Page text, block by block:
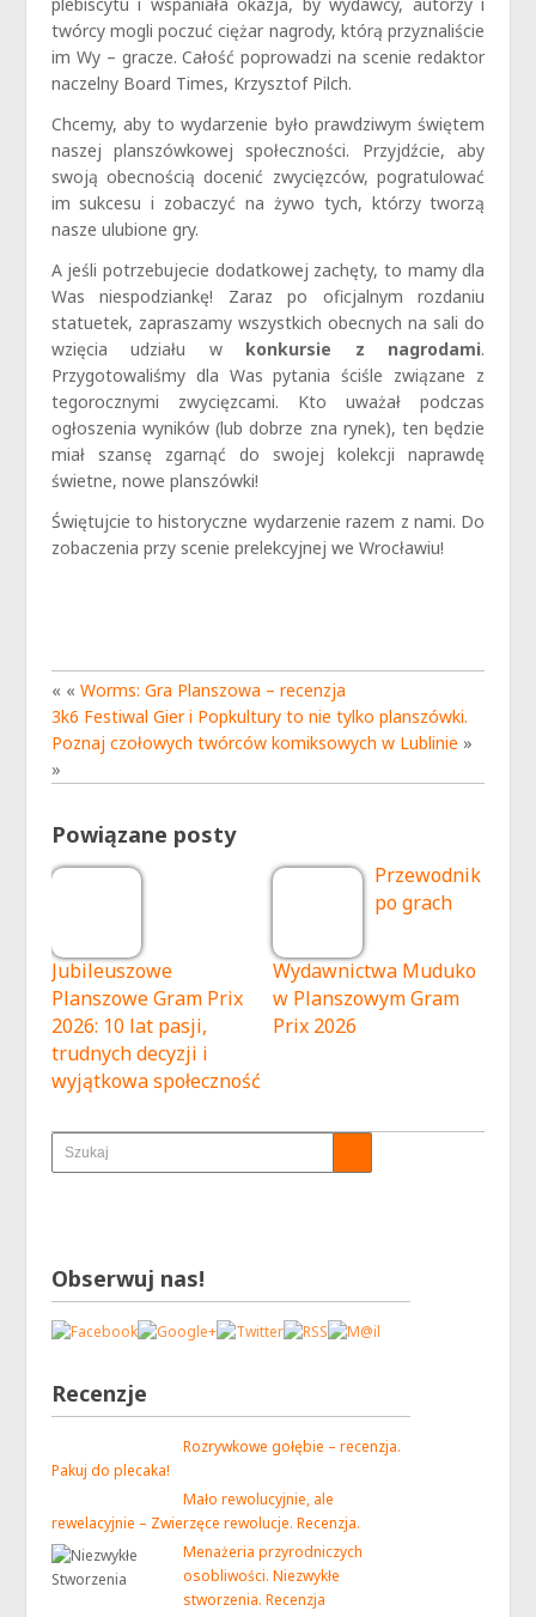
twórcy mogli poczuć ciężar nagrody, którą przyznaliście
im Wy – gracze. Całość poprowadzi na scenie redaktor
naczelny Board Times, Krzysztof Pilch.
Chcemy, aby to wydarzenie było prawdziwym świętem
naszej planszówkowej społeczności. Przyjdźcie, aby
swoją obecnością docenić zwycięzców, pogratulować
im sukcesu i zobaczyć na żywo tych, którzy tworzą
nasze ulubione gry.
A jeśli potrzebujecie dodatkowej zachęty, to mamy dla
Was niespodziankę! Zaraz po oficjalnym rozdaniu
statuetek, zapraszamy wszystkich obecnych na sali do
wzięcia udziału w konkursie z nagrodami.
Przygotowaliśmy dla Was pytania ściśle związane z
tegorocznymi zwycięzcami. Kto uważał podczas
ogłoszenia wyników (lub dobrze zna rynek), ten będzie
miał szansę zgarnąć do swojej kolekcji naprawdę
świetne, nowe planszówki!
Świętujcie to historyczne wydarzenie razem z nami. Do
zobaczenia przy scenie prelekcyjnej we Wrocławiu!
« « Worms: Gra Planszowa – recenzja
3k6 Festiwal Gier i Popkultury to nie tylko planszówki.
Poznaj czołowych twórców komiksowych w Lublinie »
»
Powiązane posty
Jubileuszowe
Planszowe Gram Prix
2026: 10 lat pasji,
trudnych decyzji i
wyjątkowa społeczność
Przewodnik
po grach
Wydawnictwa Muduko
w Planszowym Gram
Prix 2026
Obserwuj nas!
Recenzje
Rozrywkowe gołębie – recenzja.
Pakuj do plecaka!
Mało rewolucyjnie, ale
rewelacyjnie – Zwierzęce rewolucje. Recenzja.
Menażeria przyrodniczych
osobliwości. Niezwykłe
stworzenia. Recenzja